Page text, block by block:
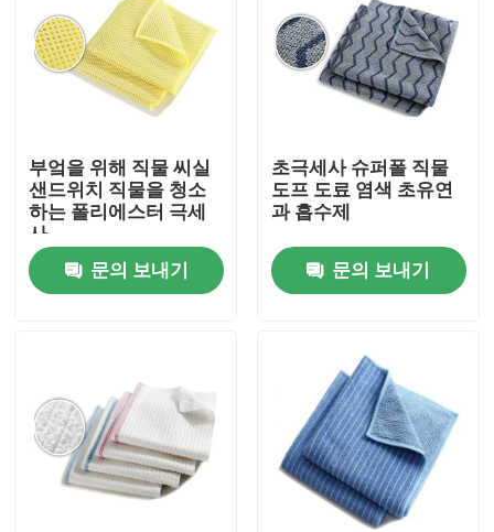
제품 소개
회사 소개
부엌을 위해 직물 씨실
샌드위치 직물을 청소
하는 폴리에스터 극세
사
문의 보내기
초극세사 슈퍼폴 직물
도프 도료 염색 초유연
과 흡수제
문의 보내기